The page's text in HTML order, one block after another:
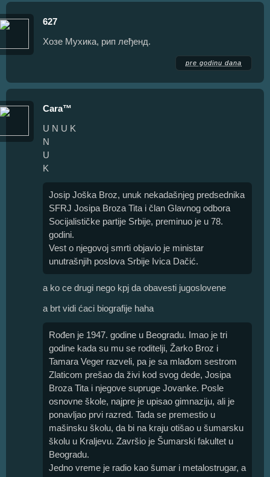
627
Хозе Мухика, рип леђенд.
pre godinu dana
Cara™
U N U K
N
U
K
Josip Joška Broz, unuk nekadašnjeg predsednika
SFRJ Josipa Broza Tita i član Glavnog odbora
Socijalističke partije Srbije, preminuo je u 78.
godini.
Vest o njegovoj smrti objavio je ministar
unutrašnjih poslova Srbije Ivica Dačić.
a ko ce drugi nego kpj da obavesti jugoslovene
a brt vidi ćaci biografije haha
Rođen je 1947. godine u Beogradu. Imao je tri
godine kada su mu se roditelji, Žarko Broz i
Tamara Veger razveli, pa je sa mlađom sestrom
Zlaticom prešao da živi kod svog dede, Josipa
Broza Tita i njegove supruge Jovanke. Posle
osnovne škole, najpre je upisao gimnaziju, ali je
ponavljao prvi razred. Tada se premestio u
mašinsku školu, da bi na kraju otišao u šumarsku
školu u Kraljevu. Završio je Šumarski fakultet u
Beogradu.
Jedno vreme je radio kao šumar i metalostrugar, a